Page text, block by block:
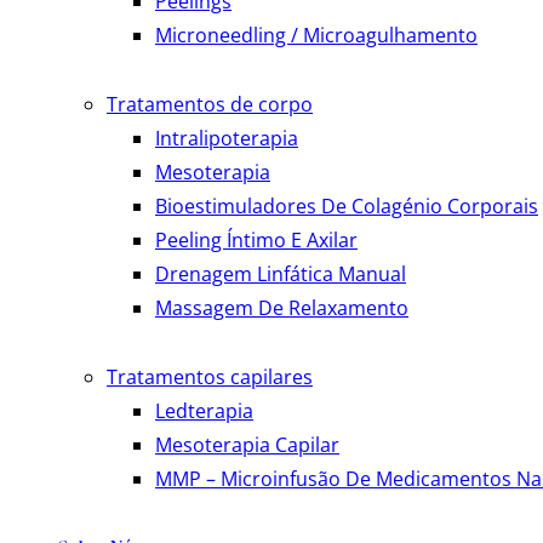
Microneedling / Microagulhamento
Tratamentos de corpo
Intralipoterapia
Mesoterapia
Bioestimuladores De Colagénio Corporais
Peeling Íntimo E Axilar
Drenagem Linfática Manual
Massagem De Relaxamento
Tratamentos capilares
Ledterapia
Mesoterapia Capilar
MMP – Microinfusão De Medicamentos